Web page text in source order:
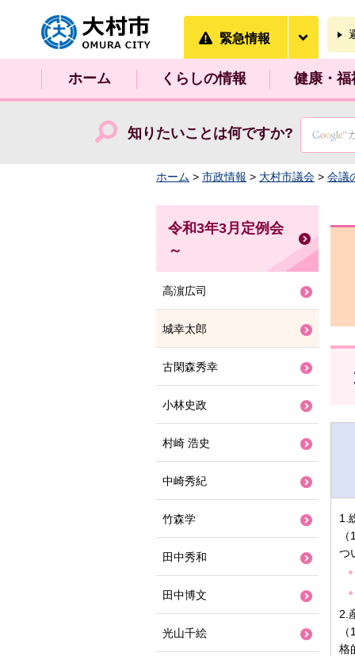
大村市
緊急情報
ホーム くらしの情報 健康・福
知りたいことは何ですか?
ホーム > 市政情報 > 大村市議会 > 会議
1.
つ
2.
格
令和3年3月定例会
～
高濵広司
城幸太郎
古閑森秀幸
小林史政
村崎 浩史
中崎秀紀
竹森学
田中秀和
田中博文
光山千絵